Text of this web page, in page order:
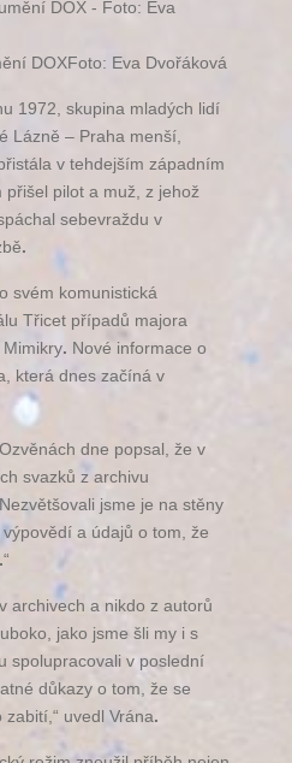
DOXFoto: Eva Dvořáková
1972, skupina mladých lidí
Lázně – Praha menší,
v tehdejším západním
přišel pilot a muž, z jehož
sebevraždu v
.
svém komunistická
Třicet případů majora
. Nové informace o
která dnes začíná v
dne popsal, že v
svazků z archivu
jsme je na stěny
a údajů o tom, že
.“
archivech a nikdo z autorů
jako jsme šli my i s
spolupracovali v poslední
důkazy o tom, že se
uvedl Vrána.